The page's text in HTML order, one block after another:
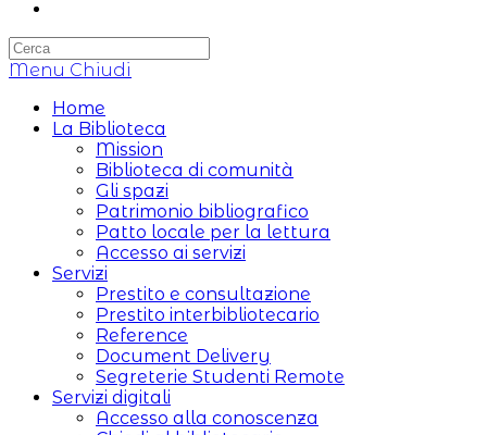
sul
web
Menu Chiudi
Home
La Biblioteca
Mission
Biblioteca di comunità
Gli spazi
Patrimonio bibliografico
Patto locale per la lettura
Accesso ai servizi
Servizi
Prestito e consultazione
Prestito interbibliotecario
Reference
Document Delivery
Segreterie Studenti Remote
Servizi digitali
Accesso alla conoscenza